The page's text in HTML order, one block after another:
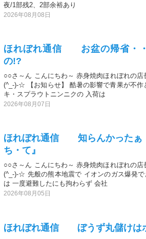
夜/1部残2、2部余裕あり
2026年08月08日
ほれぼれ通信 お盆の帰省・・
の!?
○○さ～ん こんにちわ～ 赤身焼肉ほれぼれの
(^_-)-☆ 【お知らせ】 酷暑の影響で青果が不作
キ・スプラウトニンニクの 入荷は
2026年08月07日
ほれぼれ通信 知らんかったぁ
ち・て』
○○さ～ん こんにちわ～ 赤身焼肉ほれぼれの
(^_-)-☆ 先般の熊本地震で イオンのガス爆発で
は 一度避難したにも拘わらず 会社
2026年08月05日
ほれぼれ通信 ぼうず丸儲けは